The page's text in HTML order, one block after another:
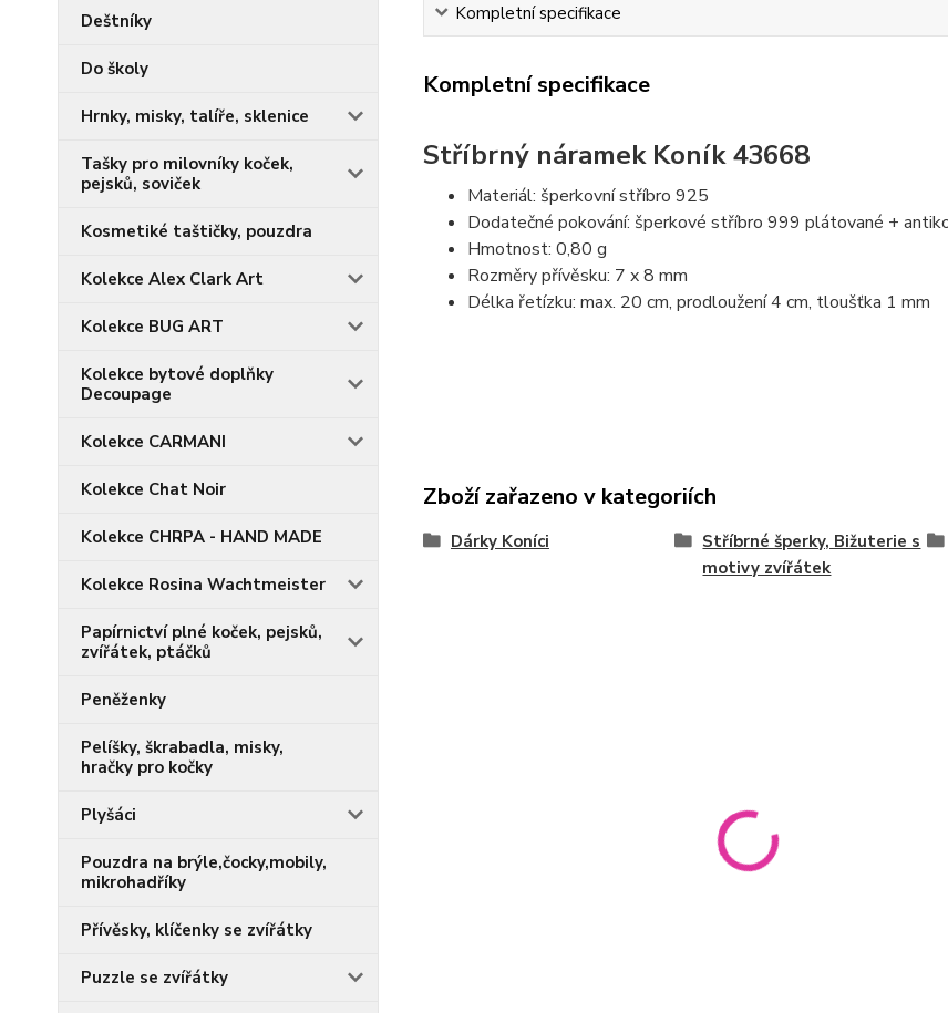
Deštníky
Do školy
Hrnky, misky, talíře, sklenice
Tašky pro milovníky koček,
pejsků, soviček
Kosmetiké taštičky, pouzdra
Kolekce Alex Clark Art
Kolekce BUG ART
Kolekce bytové doplňky
Decoupage
Kolekce CARMANI
Kolekce Chat Noir
Kolekce CHRPA - HAND MADE
Kolekce Rosina Wachtmeister
Papírnictví plné koček, pejsků,
zvířátek, ptáčků
Peněženky
Pelíšky, škrabadla, misky,
hračky pro kočky
Plyšáci
Pouzdra na brýle,čocky,mobily,
mikrohadříky
Přívěsky, klíčenky se zvířátky
Puzzle se zvířátky
Kompletní specifikace
Kompletní specifikace
Stříbrný náramek Koník 43668
Materiál: šperkovní stříbro 925
Dodatečné pokování: šperkové stříbro 999 plátované +
Hmotnost: 0,80 g
Rozměry přívěsku: 7 x 8 mm
Délka řetízku: max. 20 cm, prodloužení 4 cm, tloušťka 1 mm
Zboží zařazeno v kategoriích
Dárky Koníci
Stříbrné šperky, Bižuterie s
motivy zvířátek